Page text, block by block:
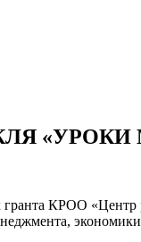
гранта КРОО «Центр
экономики